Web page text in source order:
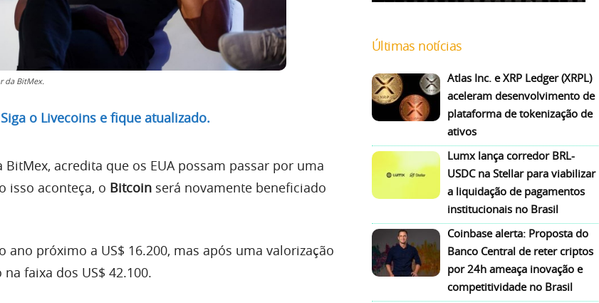
da BitMex.
Siga o Livecoins e fique atualizado.
BitMex, acredita que os EUA possam passar por uma
isso aconteça, o Bitcoin será novamente beneficiado
ano próximo a US$ 16.200, mas após uma valorização
faixa dos US$ 42.100.
Últimas notícias
Atlas Inc. e XRP Ledger (XRPL)
aceleram desenvolvimento de
plataforma de tokenização de
ativos
Lumx lança corredor BRL-
USDC na Stellar para viabilizar
a liquidação de pagamentos
institucionais no Brasil
Coinbase alerta: Proposta do
Banco Central de reter criptos
por 24h ameaça inovação e
competitividade no Brasil